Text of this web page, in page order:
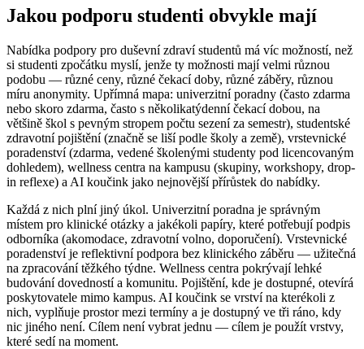
Jakou podporu studenti obvykle mají
Nabídka podpory pro duševní zdraví studentů má víc možností, než
si studenti zpočátku myslí, jenže ty možnosti mají velmi různou
podobu — různé ceny, různé čekací doby, různé záběry, různou
míru anonymity. Upřímná mapa: univerzitní poradny (často zdarma
nebo skoro zdarma, často s několikatýdenní čekací dobou, na
většině škol s pevným stropem počtu sezení za semestr), studentské
zdravotní pojištění (značně se liší podle školy a země), vrstevnické
poradenství (zdarma, vedené školenými studenty pod licencovaným
dohledem), wellness centra na kampusu (skupiny, workshopy, drop-
in reflexe) a AI koučink jako nejnovější přírůstek do nabídky.
Každá z nich plní jiný úkol. Univerzitní poradna je správným
místem pro klinické otázky a jakékoli papíry, které potřebují podpis
odborníka (akomodace, zdravotní volno, doporučení). Vrstevnické
poradenství je reflektivní podpora bez klinického záběru — užitečná
na zpracování těžkého týdne. Wellness centra pokrývají lehké
budování dovedností a komunitu. Pojištění, kde je dostupné, otevírá
poskytovatele mimo kampus. AI koučink se vrství na kterékoli z
nich, vyplňuje prostor mezi termíny a je dostupný ve tři ráno, kdy
nic jiného není. Cílem není vybrat jednu — cílem je použít vrstvy,
které sedí na moment.